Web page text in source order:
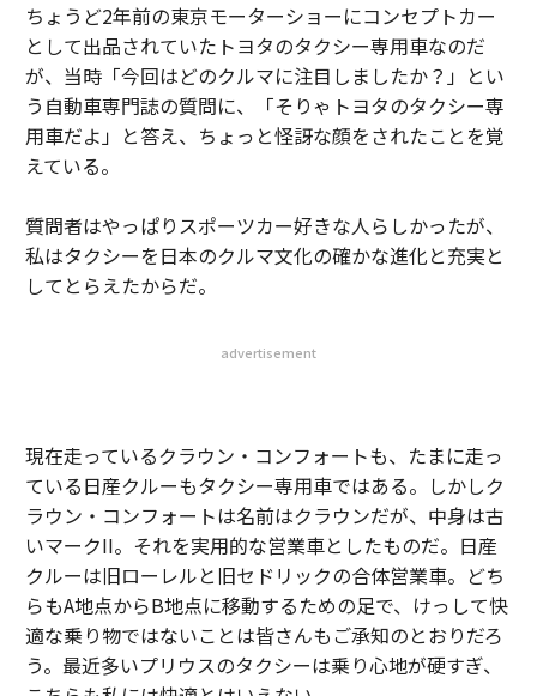
ちょうど2年前の東京モーターショーにコンセプトカー
として出品されていたトヨタのタクシー専用車なのだ
が、当時「今回はどのクルマに注目しましたか？」とい
う自動車専門誌の質問に、「そりゃトヨタのタクシー専
用車だよ」と答え、ちょっと怪訝な顔をされたことを覚
えている。
質問者はやっぱりスポーツカー好きな人らしかったが、
私はタクシーを日本のクルマ文化の確かな進化と充実と
してとらえたからだ。
advertisement
現在走っているクラウン・コンフォートも、たまに走っ
ている日産クルーもタクシー専用車ではある。しかしク
ラウン・コンフォートは名前はクラウンだが、中身は古
いマークII。それを実用的な営業車としたものだ。日産
クルーは旧ローレルと旧セドリックの合体営業車。どち
らもA地点からB地点に移動するための足で、けっして快
適な乗り物ではないことは皆さんもご承知のとおりだろ
う。最近多いプリウスのタクシーは乗り心地が硬すぎ、